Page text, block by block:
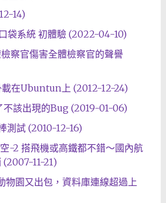
14)
袋系統 初體驗 (2022-04-10)
察官傷害全體檢察官的聲譽
載在Ubuntun上 (2012-12-24)
不該出現的Bug (2019-01-06)
測試 (2010-12-16)
-2 搭飛機或高鐵都不錯～國內航
(2007-11-21)
物園又出包，資料庫連線超過上